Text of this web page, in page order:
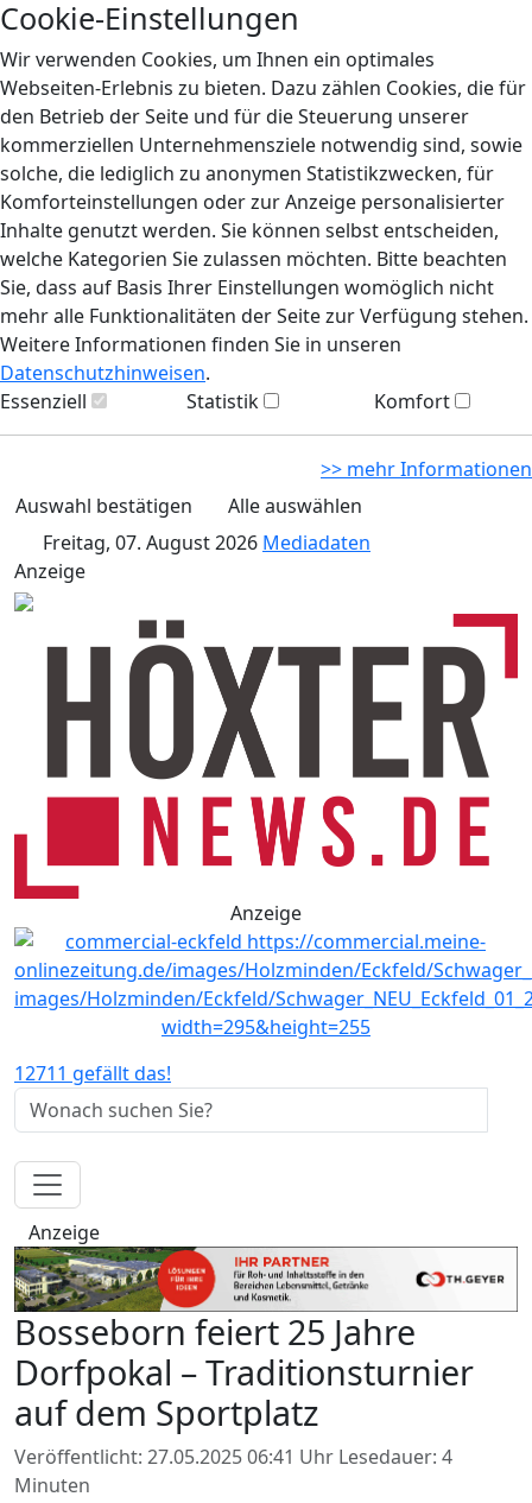
Cookie-Einstellungen
Wir verwenden Cookies, um Ihnen ein optimales
Webseiten-Erlebnis zu bieten. Dazu zählen Cookies, die für
den Betrieb der Seite und für die Steuerung unserer
kommerziellen Unternehmensziele notwendig sind, sowie
solche, die lediglich zu anonymen Statistikzwecken, für
Komforteinstellungen oder zur Anzeige personalisierter
Inhalte genutzt werden. Sie können selbst entscheiden,
welche Kategorien Sie zulassen möchten. Bitte beachten
Sie, dass auf Basis Ihrer Einstellungen womöglich nicht
mehr alle Funktionalitäten der Seite zur Verfügung stehen.
Weitere Informationen finden Sie in unseren
Datenschutzhinweisen.
Essenziell
Statistik Komfort
>> mehr Informationen
Auswahl bestätigen
Alle auswählen
Freitag, 07. August 2026 Mediadaten
Anzeige
Anzeige
12711 gefällt das!
Anzeige
Bosseborn feiert 25 Jahre
Dorfpokal – Traditionsturnier
auf dem Sportplatz
Veröffentlicht: 27.05.2025 06:41 Uhr Lesedauer: 4
Minuten